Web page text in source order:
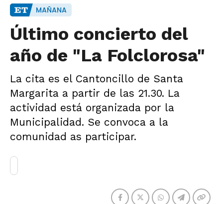
MAÑANA
Último concierto del
año de "La Folclorosa"
La cita es el Cantoncillo de Santa
Margarita a partir de las 21.30. La
actividad está organizada por la
Municipalidad. Se convoca a la
comunidad as participar.